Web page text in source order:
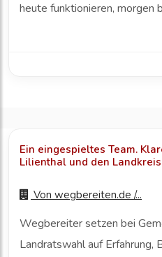
heute funktionieren, morgen
Ein eingespieltes Team.
Lilienthal und den
Von wegbereiten.de /...
Wegbereiter setzen bei
Landratswahl auf Erfahrung,